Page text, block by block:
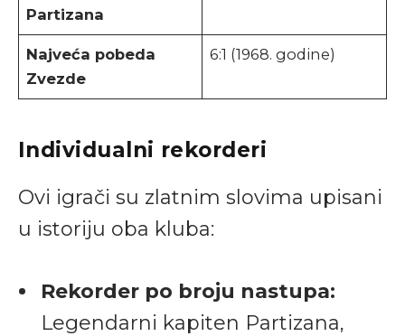
Partizana
Najveća pobeda
Zvezde
6:1 (1968. godine)
Individualni rekorderi
Ovi igrači su zlatnim slovima upisani
u istoriju oba kluba:
Rekorder po broju nastupa:
Legendarni kapiten Partizana,